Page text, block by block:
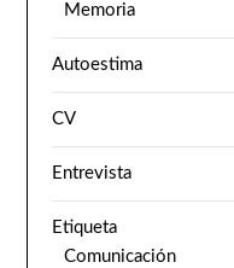
Memoria
Autoestima
CV
Entrevista
Etiqueta
Comunicación